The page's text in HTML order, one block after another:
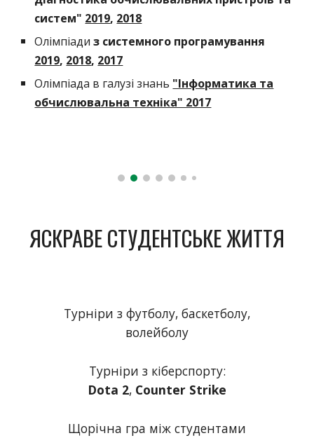
систем" 2019, 2018
Олімпіадиз системного програмування
2019, 2018, 2017
Олімпіада в галузі знань "Інформатика та
обчислювальна техніка" 2017
ЯСКРАВЕ СТУДЕНТСЬКЕ ЖИТТЯ
Турніри з футболу, баскетболу,
волейболу
Турніри з кіберспорту:
Dota 2, Counter Strike
Щорічна гра між студентами